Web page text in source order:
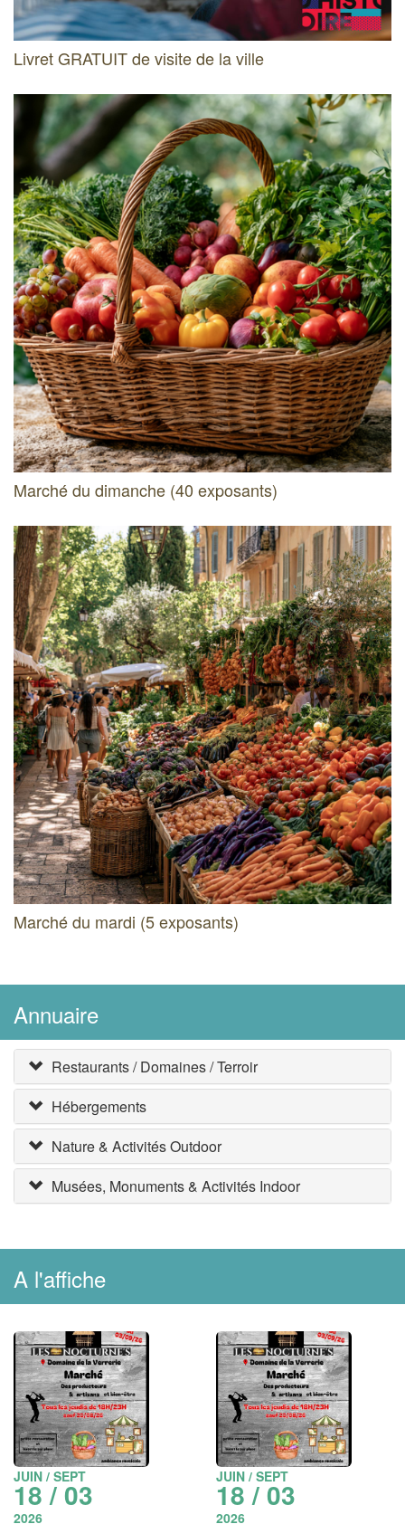
Livret GRATUIT de visite de la ville
Marché du dimanche (40 exposants)
Marché du mardi (5 exposants)
Annuaire
Restaurants / Domaines / Terroir
Hébergements
Nature & Activités Outdoor
Musées, Monuments & Activités Indoor
A l'affiche
JUIN / SEPT
18 / 03
2026
JUIN / SEPT
18 / 03
2026